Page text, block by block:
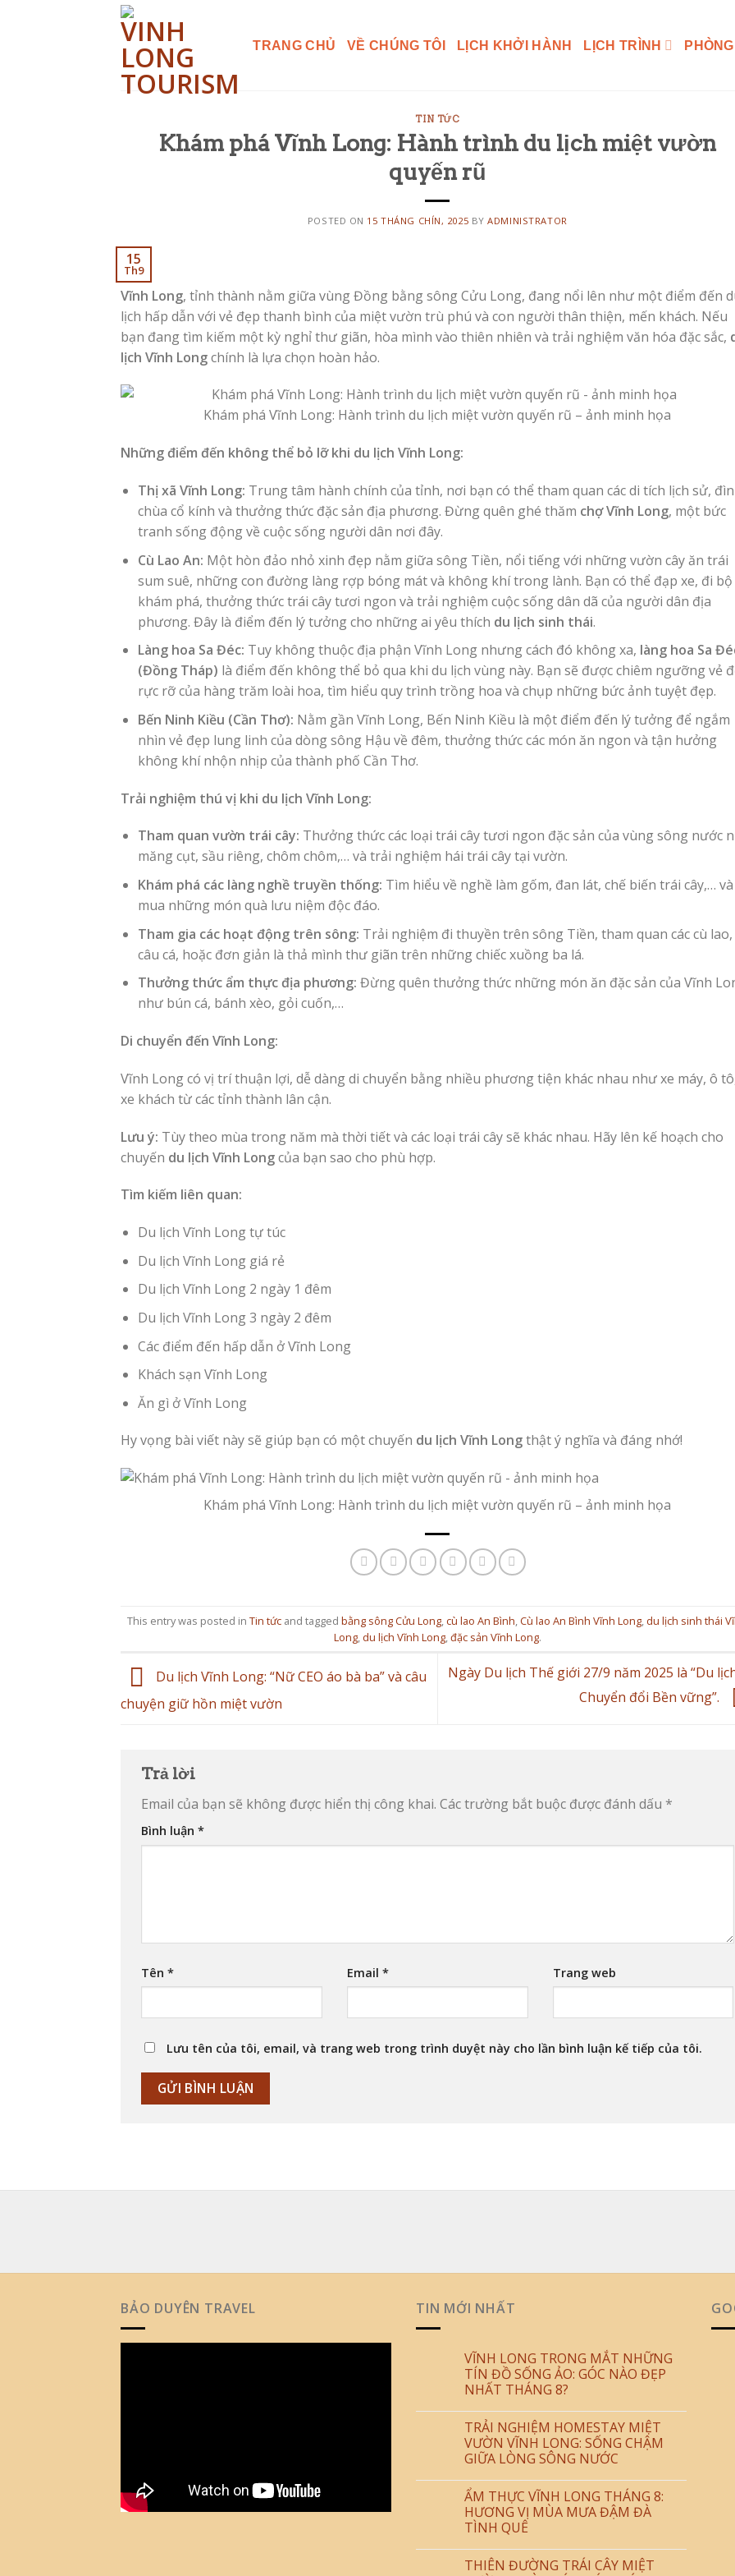
TRANG CHỦ VỀ CHÚNG TÔI LỊCH KHỞI HÀNH LỊCH TRÌNH
TIN TỨC
Khám phá Vĩnh Long: Hành trình du lịch miệt vườn
quyến rũ
POSTED ON 15 THÁNG CHÍN, 2025 BYADMINISTRATOR
15
Th9
Vĩnh Long, tỉnh thành nằm giữa vùng Đồng bằng sông Cửu Long, đang nổi lên như một điểm đến
lịch hấp dẫn với vẻ đẹp thanh bình của miệt vườn trù phú và con người thân thiện, mến khách. Nếu
bạn đang tìm kiếm một kỳ nghỉ thư giãn, hòa mình vào thiên nhiên và trải nghiệm văn hóa đặc sắc,
lịch Vĩnh Longchính là lựa chọn hoàn hảo.
Khám phá Vĩnh Long: Hành trình du lịch miệt vườn quyến rũ – ảnh minh họa
Những điểm đến không thể bỏ lỡ khi du lịch Vĩnh Long:
Thị xã Vĩnh Long: Trung tâm hành chính của tỉnh, nơi bạn có thể tham quan các di tích lịch sử,
chùa cổ kính và thưởng thức đặc sản địa phương. Đừng quên ghé thăm chợ Vĩnh Long, một bức
tranh sống động về cuộc sống người dân nơi đây.
Cù Lao An: Một hòn đảo nhỏ xinh đẹp nằm giữa sông Tiền, nổi tiếng với những vườn cây ăn trái
sum suê, những con đường làng rợp bóng mát và không khí trong lành. Bạn có thể đạp xe, đi bộ
khám phá, thưởng thức trái cây tươi ngon và trải nghiệm cuộc sống dân dã của người dân địa
phương. Đây là điểm đến lý tưởng cho những ai yêu thích du lịch sinh thái.
Làng hoa Sa Đéc: Tuy không thuộc địa phận Vĩnh Long nhưng cách đó không xa, làng hoa Sa
(Đồng Tháp) là điểm đến không thể bỏ qua khi du lịch vùng này. Bạn sẽ được chiêm ngưỡng vẻ
rực rỡ của hàng trăm loài hoa, tìm hiểu quy trình trồng hoa và chụp những bức ảnh tuyệt đẹp.
Bến Ninh Kiều (Cần Thơ): Nằm gần Vĩnh Long, Bến Ninh Kiều là một điểm đến lý tưởng để ngắm
nhìn vẻ đẹp lung linh của dòng sông Hậu về đêm, thưởng thức các món ăn ngon và tận hưởng
không khí nhộn nhịp của thành phố Cần Thơ.
Trải nghiệm thú vị khi du lịch Vĩnh Long:
Tham quan vườn trái cây: Thưởng thức các loại trái cây tươi ngon đặc sản của vùng sông nước
măng cụt, sầu riêng, chôm chôm,… và trải nghiệm hái trái cây tại vườn.
Khám phá các làng nghề truyền thống: Tìm hiểu về nghề làm gốm, đan lát, chế biến trái cây,… và
mua những món quà lưu niệm độc đáo.
Tham gia các hoạt động trên sông: Trải nghiệm đi thuyền trên sông Tiền, tham quan các cù lao,
câu cá, hoặc đơn giản là thả mình thư giãn trên những chiếc xuồng ba lá.
Thưởng thức ẩm thực địa phương: Đừng quên thưởng thức những món ăn đặc sản của Vĩnh
như bún cá, bánh xèo, gỏi cuốn,…
Di chuyển đến Vĩnh Long:
Vĩnh Long có vị trí thuận lợi, dễ dàng di chuyển bằng nhiều phương tiện khác nhau như xe máy, ô
xe khách từ các tỉnh thành lân cận.
Lưu ý: Tùy theo mùa trong năm mà thời tiết và các loại trái cây sẽ khác nhau. Hãy lên kế hoạch cho
chuyến du lịch Vĩnh Longcủa bạn sao cho phù hợp.
Tìm kiếm liên quan:
Du lịch Vĩnh Long tự túc
Du lịch Vĩnh Long giá rẻ
Du lịch Vĩnh Long 2 ngày 1 đêm
Du lịch Vĩnh Long 3 ngày 2 đêm
Các điểm đến hấp dẫn ở Vĩnh Long
Khách sạn Vĩnh Long
Ăn gì ở Vĩnh Long
Hy vọng bài viết này sẽ giúp bạn có một chuyến du lịch Vĩnh Longthật ý nghĩa và đáng nhớ!
Khám phá Vĩnh Long: Hành trình du lịch miệt vườn quyến rũ – ảnh minh họa
This entry was posted inTin tức and taggedbằng sông Cửu Long,cù lao An Bình,Cù lao An Bình Vĩnh Long, du lịch sinh thái
Long, du lịch Vĩnh Long,đặc sản Vĩnh Long.
Du lịch Vĩnh Long: “Nữ CEO áo bà ba” và câu
chuyện giữ hồn miệt vườn
Ngày Du lịch Thế giới 27/9 năm 2025 là “Du
Chuyển đổi Bền vững”.
Trả lời
Email của bạn sẽ không được hiển thị công khai. Các trường bắt buộc được đánh dấu *
Bình luận *
Tên * Email * Trang web
Lưu tên của tôi, email, và trang web trong trình duyệt này cho lần bình luận kế tiếp của tôi.
BẢO DUYÊN TRAVEL TIN MỚI NHẤT
VĨNH LONG TRONG MẮT NHỮNG
TÍN ĐỒ SỐNG ẢO: GÓC NÀO ĐẸP
NHẤT THÁNG 8?
TRẢI NGHIỆM HOMESTAY MIỆT
VƯỜN VĨNH LONG: SỐNG CHẬM
GIỮA LÒNG SÔNG NƯỚC
ẨM THỰC VĨNH LONG THÁNG 8:
HƯƠNG VỊ MÙA MƯA ĐẬM ĐÀ
TÌNH QUÊ
THIÊN ĐƯỜNG TRÁI CÂY MIỆT